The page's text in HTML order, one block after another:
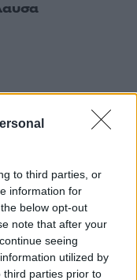
to third parties, or
information for
below opt-out
note that after your
seeing
utilized by
third parties prior to